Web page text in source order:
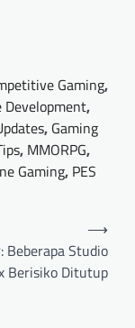
Gaming,
Development,
, Gaming
, MMORPG,
Gaming, PES
Beberapa Studio
Berisiko Ditutup
⟶